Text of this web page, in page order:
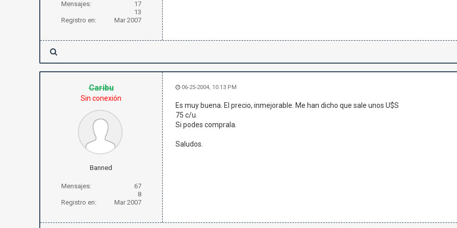
Mensajes:
17
13
Registro en:
Mar 2007
Caribu
Sin conexión
Banned
Mensajes:
67
8
Registro en:
Mar 2007
06-25-2004, 10:13 PM
Es muy buena. El precio, inmejorable. Me han dicho que sale unos U$S
75 c/u.
Si podes comprala.
Saludos.